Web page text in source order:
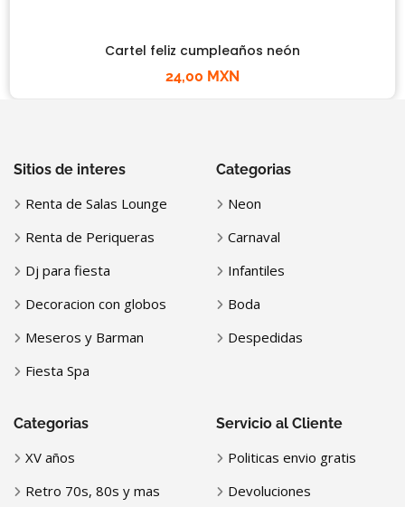
Cartel feliz cumpleaños neón
24,00 MXN
Sitios de interes
Renta de Salas Lounge
Renta de Periqueras
Dj para fiesta
Decoracion con globos
Meseros y Barman
Fiesta Spa
Categorias
Neon
Carnaval
Infantiles
Boda
Despedidas
Categorias
XV años
Retro 70s, 80s y mas
Servicio al Cliente
Politicas envio gratis
Devoluciones